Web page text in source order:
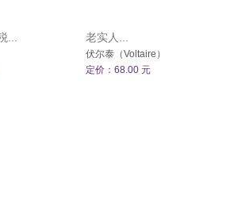
... 老实人...
伏尔泰（Voltaire）
定价：68.00 元